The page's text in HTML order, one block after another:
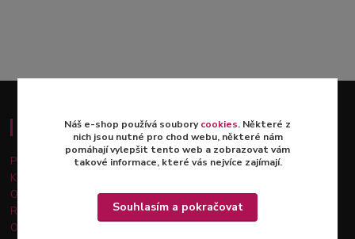
Důležité informace
Platba a doprava
Kontakty
Obchodní podmínky
Reklamace a vrácení zboží
Ochrana osobních údajů
Náš e-shop používá souborycookies. Některé z
nich jsou nutné pro chod webu, některé nám
pomáhají vylepšit tento web a zobrazovat vám
takové informace, které vás nejvíce zajímají.
Souhlasím a pokračovat